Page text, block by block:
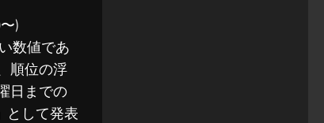
)
数値であ
順位の浮
日までの
として発表